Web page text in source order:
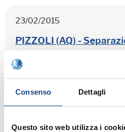
Consenso Dettagli
Questo sito web utilizza i
23/02/2015
PIZZOLI (AQ) -
tra avvocati e Ufficiali
MUGNANO DI NAPOLI